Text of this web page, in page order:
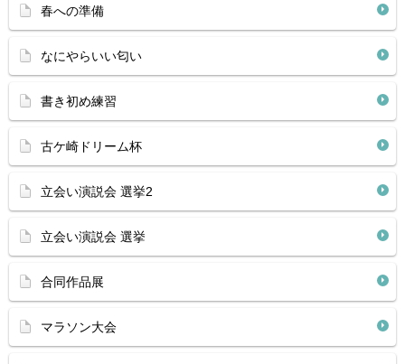
春への準備
なにやらいい匂い
書き初め練習
古ケ崎ドリーム杯
立会い演説会 選挙2
立会い演説会 選挙
合同作品展
マラソン大会